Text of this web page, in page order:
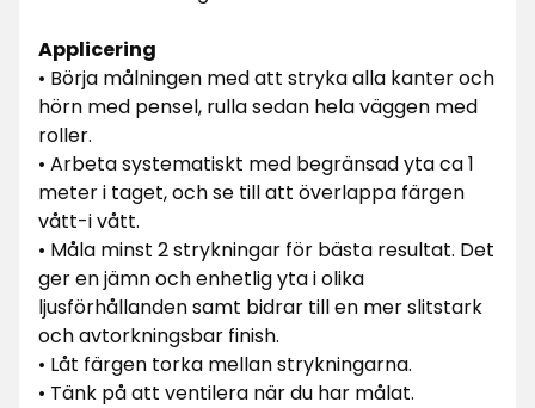
Applicering
• Börja målningen med att stryka alla kanter och
hörn med pensel, rulla sedan hela väggen med
roller.
• Arbeta systematiskt med begränsad yta ca 1
meter i taget, och se till att överlappa färgen
vått-i vått.
• Måla minst 2 strykningar för bästa resultat. Det
ger en jämn och enhetlig yta i olika
ljusförhållanden samt bidrar till en mer slitstark
och avtorkningsbar finish.
• Låt färgen torka mellan strykningarna.
• Tänk på att ventilera när du har målat.